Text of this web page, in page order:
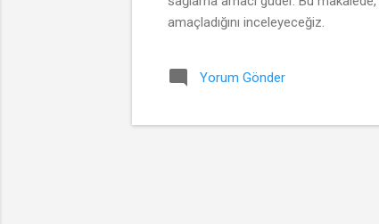
amaçladığını inceleyeceğiz.
Yorum Gönder